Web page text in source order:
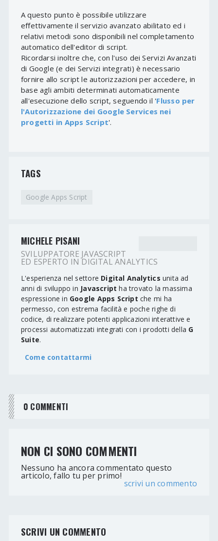
A questo punto è possibile utilizzare
effettivamente il servizio avanzato abilitato ed i
relativi metodi sono disponibili nel completamento
automatico dell'editor di script.
Ricordarsi inoltre che, con l'uso dei Servizi Avanzati
di Google (e dei Servizi integrati) è necessario
fornire allo script le autorizzazioni per accedere, in
base agli ambiti determinati automaticamente
all'esecuzione dello script, seguendo il 'Flusso per
l'Autorizzazione dei Google Services nei
progetti in Apps Script'.
TAGS
Google Apps Script
MICHELE PISANI
SVILUPPATORE JAVASCRIPT
ED ESPERTO IN DIGITAL ANALYTICS
L'esperienza nel settore Digital Analytics unita ad
anni di sviluppo in Javascript ha trovato la massima
espressione in Google Apps Script che mi ha
permesso, con estrema facilità e poche righe di
codice, di realizzare potenti applicazioni interattive e
processi automatizzati integrati con i prodotti della G
Suite.
Come contattarmi
0 COMMENTI
NON CI SONO COMMENTI
Nessuno ha ancora commentato questo
articolo, fallo tu per primo!
scrivi un commento
SCRIVI UN COMMENTO